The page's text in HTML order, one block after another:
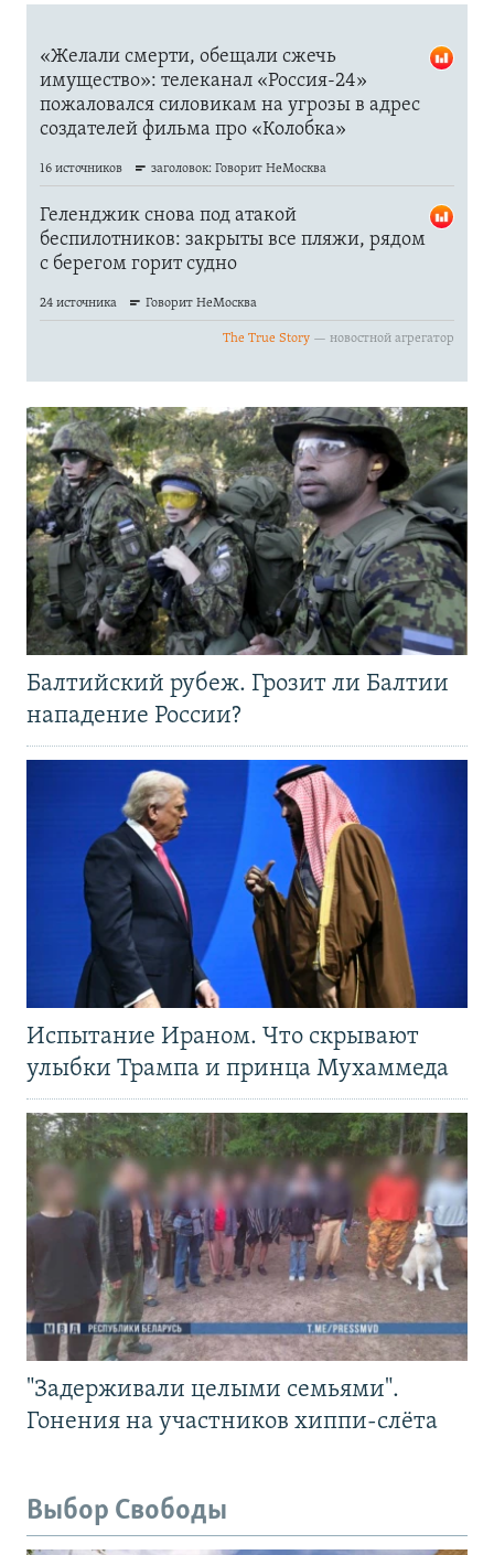
Балтийский рубеж. Грозит ли Балтии
нападение России?
Испытание Ираном. Что скрывают
улыбки Трампа и принца Мухаммеда
"Задерживали целыми семьями".
Гонения на участников хиппи-слёта
Выбор Свободы